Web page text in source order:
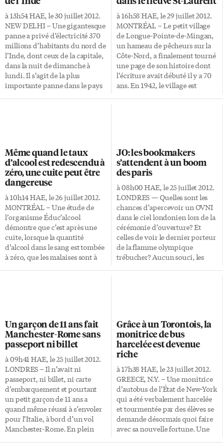
à 13h54 HAE, le 30 juillet 2012.
NEW DELHI – Une gigantesque
panne a privé d’électricité 370
millions d’habitants du nord de
l’Inde, dont ceux de la capitale,
dans la nuit de dimanche à
lundi. Il s’agit de la plus
importante panne dans le pays
trop forte demande en énergie
attribuable à la chaleur. La
panne a interrompu la
circulation de centaines de
trains dans le nord […]
à 16h58 HAE, le 29 juillet 2012.
MONTRÉAL – Le petit village
de Longue-Pointe-de-Mingan,
un hameau de pêcheurs sur la
Côte-Nord, a finalement tourné
une page de son histoire dont
l’écriture avait débuté il y a 70
ans. En 1942, le village est
Maine et Terre-Neuve. En fin
d’après-midi, le 2 novembre
1942, un avion de l’armée de
l’air a tenté tant bien que mal de
décoller, pour finalement
s’abîmer dans les eaux […]
Même quand le taux
d’alcool est redescendu à
zéro, une cuite peut être
dangereuse
à 10h14 HAE, le 26 juillet 2012.
MONTRÉAL – Une étude de
l’organisme Éduc’alcool
démontre que c’est après une
cuite, lorsque la quantité
d’alcool dans le sang est tombée
à zéro, que les malaises sont à
consommé de l’alcool de façon
abusive, au cours d’un seul
événement, peut ne pas être en
pleine possession de ses
moyens 24 heures après la fin
de sa cuite. Pour les fins de
l’étude, une consommation
excessive […]
JO: les bookmakers
s’attendent à un boom
des paris
à 08h00 HAE, le 25 juillet 2012.
LONDRES — Quelles sont les
chances d’apercevoir un OVNI
dans le ciel londonien lors de la
cérémonie d’ouverture? Et
celles de voir le dernier porteur
de la flamme olympique
trébucher? Aucun souci, les
millions d’euros) de paris
pendant la durée des Jeux, du
27 juillet au 12 août. Dont
certains très étranges. « Nous
essayons de répondre aux goûts
du plus grand nombre »,
affirme […]
Un garçon de 11 ans fait
Manchester-Rome sans
passeport ni billet
à 09h41 HAE, le 25 juillet 2012.
LONDRES – Il n’avait ni
passeport, ni billet, ni carte
d’embarquement et pourtant
un petit garçon de 11 ans a
quand même réussi à s’envoler
pour l’Italie, à bord d’un vol
Manchester-Rome. En plein
Grâce à un Torontois, la
monitrice de bus
harcelée est devenue
riche
à 17h38 HAE, le 23 juillet 2012.
GREECE, N.Y. – Une monitrice
d’autobus de l’État de New-York
qui a été verbalement harcelée
et tourmentée par des élèves se
demande désormais quoi faire
avec sa nouvelle fortune. Une